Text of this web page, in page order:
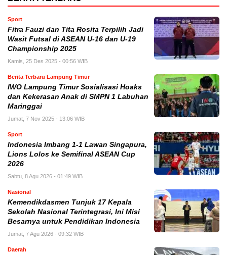
Sport
Fitra Fauzi dan Tita Rosita Terpilih Jadi
Wasit Futsal di ASEAN U-16 dan U-19
Championship 2025
Kamis, 25 Des 2025 - 00:56 WIB
Berita Terbaru Lampung Timur
IWO Lampung Timur Sosialisasi Hoaks
dan Kekerasan Anak di SMPN 1 Labuhan
Maringgai
Jumat, 7 Nov 2025 - 13:06 WIB
Sport
Indonesia Imbang 1-1 Lawan Singapura,
Lions Lolos ke Semifinal ASEAN Cup
2026
Sabtu, 8 Agu 2026 - 01:49 WIB
Nasional
Kemendikdasmen Tunjuk 17 Kepala
Sekolah Nasional Terintegrasi, Ini Misi
Besarnya untuk Pendidikan Indonesia
Jumat, 7 Agu 2026 - 09:32 WIB
Daerah